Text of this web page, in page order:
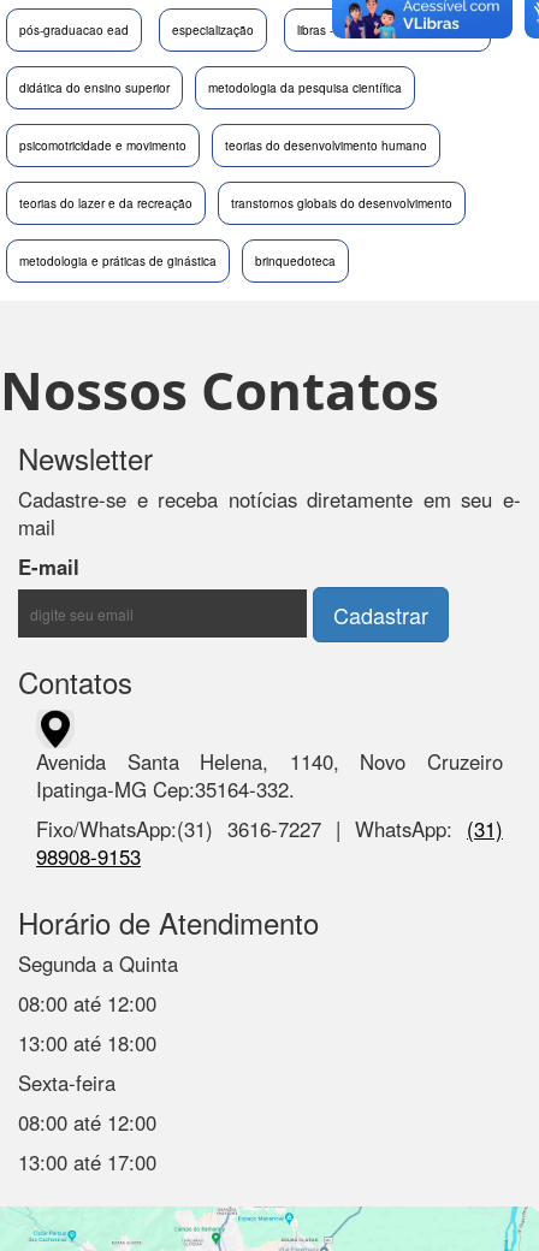
pós-graduacao ead especialização libras - língua brasileira de sinais
didática do ensino superior metodologia da pesquisa científica
psicomotricidade e movimento teorias do desenvolvimento humano
teorias do lazer e da recreação transtornos globais do desenvolvimento
metodologia e práticas de ginástica brinquedoteca
Nossos Contatos
Newsletter
Cadastre-se e receba notícias diretamente em seu e-
mail
E-mail
Contatos
Avenida Santa Helena, 1140, Novo Cruzeiro
Ipatinga-MG Cep:35164-332.
Fixo/WhatsApp:(31) 3616-7227 | WhatsApp: (31)
98908-9153
Horário de Atendimento
Segunda a Quinta
08:00 até 12:00
13:00 até 18:00
Sexta-feira
08:00 até 12:00
13:00 até 17:00